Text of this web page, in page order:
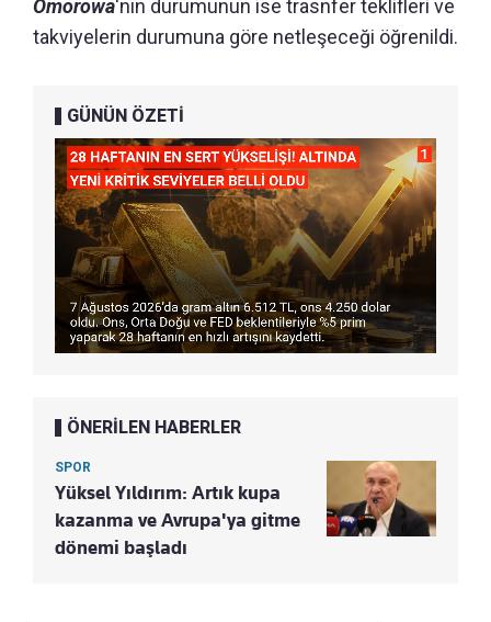
Omorowa'nın durumunun ise trasnfer teklifleri ve
takviyelerin durumuna göre netleşeceği öğrenildi.
GÜNÜN ÖZETİ
ÖNERİLEN HABERLER
SPOR
Yüksel Yıldırım: Artık kupa
kazanma ve Avrupa'ya gitme
dönemi başladı